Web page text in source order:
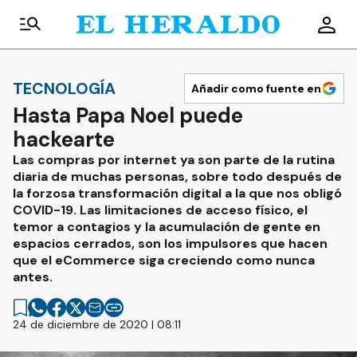
TECNOLOGÍA Añadir como fuente en
Hasta Papa Noel puede
hackearte
Las compras por internet ya son parte de la rutina
diaria de muchas personas, sobre todo después de
la forzosa transformación digital a la que nos obligó
COVID-19. Las limitaciones de acceso físico, el
temor a contagios y la acumulación de gente en
espacios cerrados, son los impulsores que hacen
que el eCommerce siga creciendo como nunca
antes.
24 de diciembre de 2020 | 08:11